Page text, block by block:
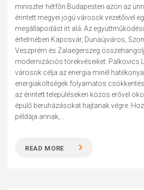
miniszter hétfőn Budapesten azon az
érintett megyei jogú városok vezetőivel
megállapodást írt alá. Az
értelmében Kaposvár, Dunaújváros,
Veszprém és Zalaegerszeg
modernizációs törekvéseiket. Palkovics
városok célja az energia minél
energiaköltségek folyamatos
az érintett településeken közös erővel
épülő beruházásokat hajtanak végre.
példája annak,...
READ MORE